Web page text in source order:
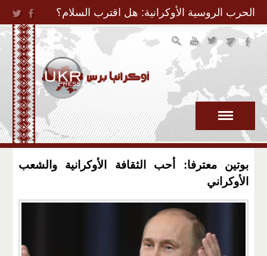
Jump to Navigation
الحرب الروسية الأوكرانية: هل اقترب السلام؟
بوتين معترفا: أحب الثقافة الأوكرانية والشعب
الأوكراني